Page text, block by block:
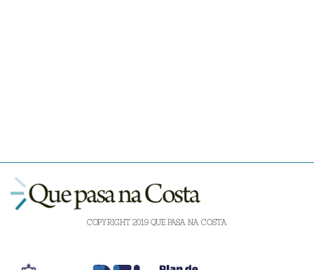
COPYRIGHT 2019 QUE PASA NA COSTA